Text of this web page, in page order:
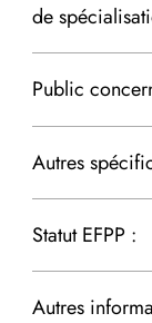
de
Public
Autres
Statut EFPP :
Autres